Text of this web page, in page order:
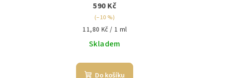
590 Kč
(–10 %)
Měrná
cena:
11,80 Kč / 1 ml
Skladem
Do košíku